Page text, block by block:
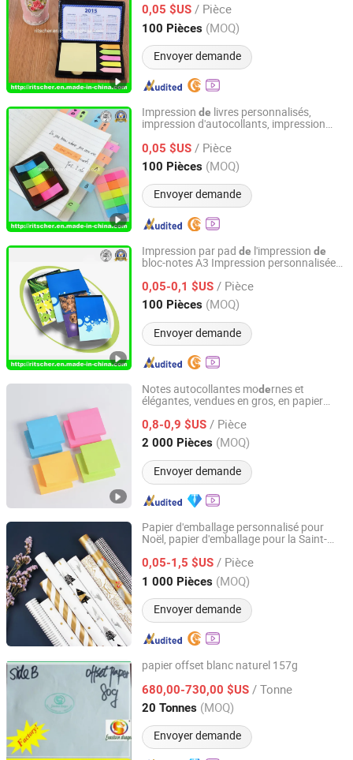
0,05 $US / Pièce
100 Pièces (MOQ)
Envoyer demande
Hubei, China Depuis 2017
Impression de livres personnalisés,
impression d'autocollants, impression
0,05 $US / Pièce
100 Pièces (MOQ)
Envoyer demande
Ritscher Paper Products Limited
Hubei, China Depuis 2017
Impression par pad de l'impression de
bloc-notes A3 Impression personnalisée
0,05-0,1 $US / Pièce
100 Pièces (MOQ)
Envoyer demande
Ritscher Paper Products Limited
Hubei, China Depuis 2017
Notes autocollantes modernes et
élégantes, vendues en gros, en papier
études pour un usage domestique
0,8-0,9 $US / Pièce
2 000 Pièces (MOQ)
Envoyer demande
Wenzhou Qingyu Craft & Gift Co., Ltd.
Zhejiang, China Depuis 2019
Papier d'emballage personnalisé pour
Noël, papier d'emballage pour la Saint-
anniversaires, papier d'emballage pour
boîtes cade aux, papier ca
couverture pour livres, vente en gros
0,05-1,5 $US / Pièce
1 000 Pièces (MOQ)
Envoyer demande
GUANGZHOU MIYI PRINTING CO., LTD
Guangdong, China Depuis 2022
papier offset blanc naturel 157g
680,00-730,00 $US / Tonne
20 Tonnes (MOQ)
Envoyer demande
Qingdao Eastern Dragon Pulp& Paper Co., Ltd.
Shandong, China Depuis 2013